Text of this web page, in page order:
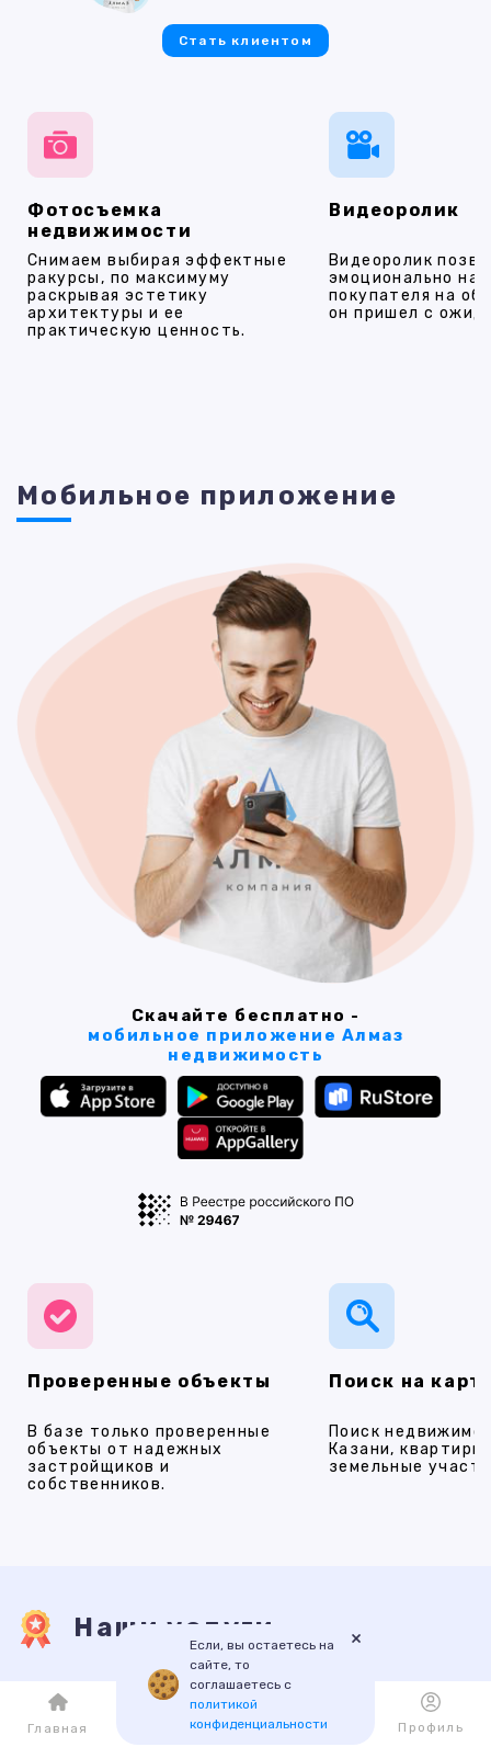
Фотосъемка
недвижимости
Снимаем выбирая эффектные
ракурсы, по максимуму
раскрывая эстетику
архитектуры и ее
практическую ценность.
Видеоролик
Видеоролик
эмоционально
покупателя на
он пришел с
Стать клиентом
Мобильное приложение
Скачайте бесплатно -
мобильное приложение Алмаз
недвижимость
Проверенные объекты
В базе только проверенные
объекты от надежных
застройщиков и
собственников.
Поиск на
Поиск
Казани,
земельные
Наши услуги
ПРОДАЖА АРЕНДА НОВОСТРОЙКИ ИПОТЕКА
Если, вы остаетесь на
сайте, то
соглашаетесь с
политикой
конфиденциальности
×
Главная Каталог Избранное Профиль